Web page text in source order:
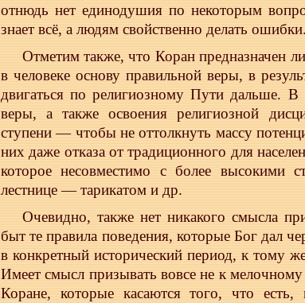
отнюдь нет единодушия по некоторым
знает всё, а людям свойственно делать
Отметим также, что Коран предназначен
в человеке основу правильной веры, в
двигаться по религиозному Пути дальше. В
веры, а также освоения религиозной
ступени — чтобы не оттолкнуть массу
них даже отказа от традиционного для
которое несовместимо с более высокими
лестнице — тарикатом и др.
Очевидно, также нет никакого смысла
быт те правила поведения, которые Бог дал
в конкретный исторический период, к тому
Имеет смысл призывать вовсе не к
Коране, которые касаются того, что